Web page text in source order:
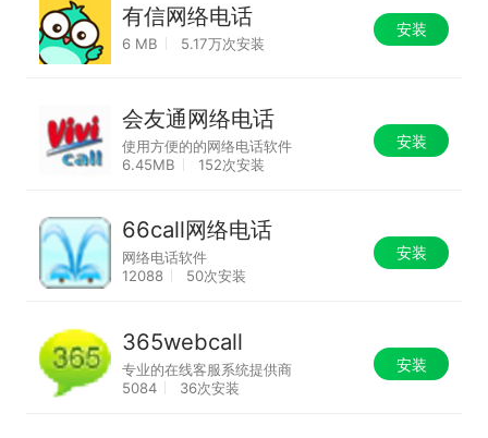
有信网络电话
6 MB 5.17万次安装
安装
会友通网络电话
使用方便的的网络电话软件
6.45MB
152次安装
安装
66call网络电话
网络电话软件
12088
50次安装
安装
365webcall
专业的在线客服系统提供商
5084
36次安装
安装